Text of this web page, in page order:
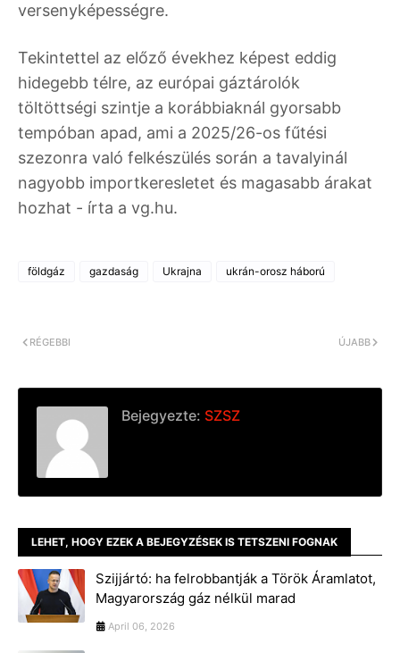
versenyképességre.
Tekintettel az előző évekhez képest eddig
hidegebb télre, az európai gáztárolók
töltöttségi szintje a korábbiaknál gyorsabb
tempóban apad, ami a 2025/26-os fűtési
szezonra való felkészülés során a tavalyinál
nagyobb importkeresletet és magasabb árakat
hozhat - írta a vg.hu.
földgáz gazdaság Ukrajna ukrán-orosz háború
ÚJABB
RÉGEBBI
Bejegyezte: SZSZ
LEHET, HOGY EZEK A BEJEGYZÉSEK IS TETSZENI FOGNAK
Szijjártó: ha felrobbantják a Török Áramlatot,
Magyarország gáz nélkül marad
April 06, 2026